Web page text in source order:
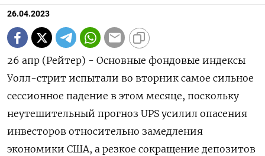
26.04.2023
26 апр (Рейтер) - Основные фондовые индексы
Уолл-стрит испытали во вторник самое сильное
сессионное падение в этом месяце, поскольку
неутешительный прогноз UPS усилил опасения
инвесторов относительно замедления
экономики США, а резкое сокращение депозитов